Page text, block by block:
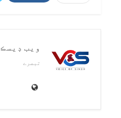
ويب ڊيسڪ
تبصرے